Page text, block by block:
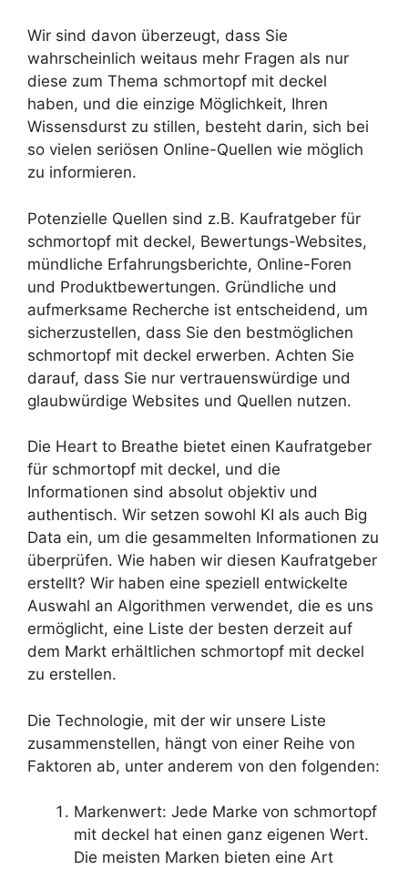
Wir sind davon überzeugt, dass Sie
wahrscheinlich weitaus mehr Fragen als nur
diese zum Thema schmortopf mit deckel
haben, und die einzige Möglichkeit, Ihren
Wissensdurst zu stillen, besteht darin, sich bei
so vielen seriösen Online-Quellen wie möglich
zu informieren.
Potenzielle Quellen sind z.B. Kaufratgeber für
schmortopf mit deckel, Bewertungs-Websites,
mündliche Erfahrungsberichte, Online-Foren
und Produktbewertungen. Gründliche und
aufmerksame Recherche ist entscheidend, um
sicherzustellen, dass Sie den bestmöglichen
schmortopf mit deckel erwerben. Achten Sie
darauf, dass Sie nur vertrauenswürdige und
glaubwürdige Websites und Quellen nutzen.
Die Heart to Breathe bietet einen Kaufratgeber
für schmortopf mit deckel, und die
Informationen sind absolut objektiv und
authentisch. Wir setzen sowohl KI als auch Big
Data ein, um die gesammelten Informationen zu
überprüfen. Wie haben wir diesen Kaufratgeber
erstellt? Wir haben eine speziell entwickelte
Auswahl an Algorithmen verwendet, die es uns
ermöglicht, eine Liste der besten derzeit auf
dem Markt erhältlichen schmortopf mit deckel
zu erstellen.
Die Technologie, mit der wir unsere Liste
zusammenstellen, hängt von einer Reihe von
Faktoren ab, unter anderem von den folgenden:
Markenwert: Jede Marke von schmortopf
mit deckel hat einen ganz eigenen Wert.
Die meisten Marken bieten eine Art